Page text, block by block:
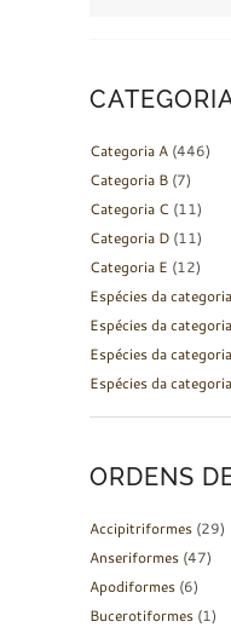
Categoria A (446)
Categoria B (7)
Categoria C (11)
Categoria D (11)
Categoria E (12)
Espécies da
Espécies da
Espécies da
Espécies da
ORDENS
Accipitriformes (29)
Anseriformes (47)
Apodiformes (6)
Bucerotiformes (1)